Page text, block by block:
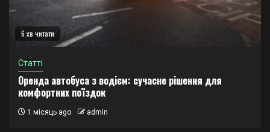
6 хв читати
Статті
Оренда автобуса з водієм: сучасне рішення для
комфортних поїздок
1 місяць ago admin